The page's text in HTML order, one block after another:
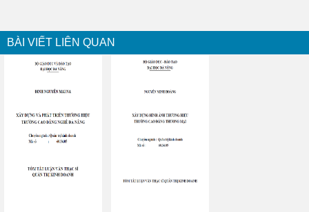
BÀI VIẾT LIÊN QUAN